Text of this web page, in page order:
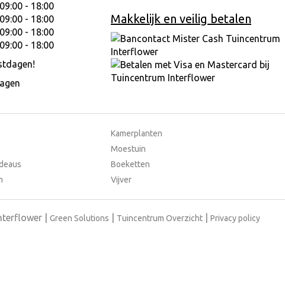
09:00 - 18:00
09:00 - 18:00
09:00 - 18:00
09:00 - 18:00
Makkelijk en veilig betalen
Kamerplanten
Moestuin
Boeketten
Vijver
Green Solutions Tuincentrum Overzicht Privacy policy